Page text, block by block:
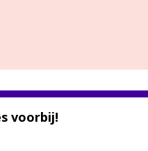
voorbij!